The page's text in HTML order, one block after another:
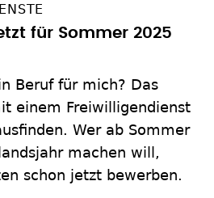
für Sommer 2025
Beruf für mich? Das
einem Freiwilligendienst
Wer ab Sommer
machen will,
schon jetzt bewerben.